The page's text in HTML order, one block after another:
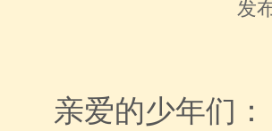
发
亲爱的少年们：